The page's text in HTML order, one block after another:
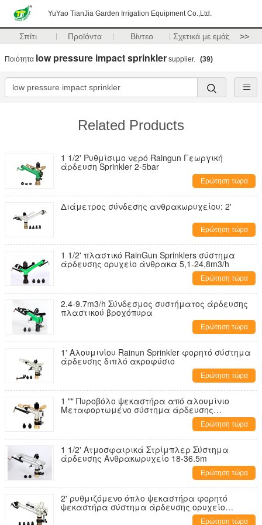
YuYao TianJia Garden Irrigation Equipment Co.,Ltd.
Σπίτι Προϊόντα Βίντεο Σχετικά με εμάς >>
Ποιότητα low pressure impact sprinkler supplier. (39)
Related Products
1 1/2' Ρυθμίσιμο νερό Raingun Γεωργική
άρδευση Sprinkler 2-5bar
Ερώτηση τώρα
Διάμετρος σύνδεσης ανθρακωρυχείου: 2'
Ερώτηση τώρα
1 1/2' πλαστικό RainGun Sprinklers σύστημα
άρδευσης ορυχείο άνθρακα 5,1-24,8m3/h
Ερώτηση τώρα
2.4-9.7m3/h Σύνδεσμος συστήματος άρδευσης
πλαστικού βροχόπυρα
Ερώτηση τώρα
1' Αλουμινίου Rainun Sprinkler φορητό σύστημα
άρδευσης διπλό ακροφύσιο
Ερώτηση τώρα
1 "" Πυροβόλο ψεκαστήρα από αλουμίνιο
Μεταφορτωμένο σύστημα άρδευσης
Ερώτηση τώρα
1 1/2' Ατμοσφαιρικά Στρίμπλερ Σύστημα
άρδευσης Ανθρακωρυχείο 18-36.5m
Ερώτηση τώρα
2' ρυθμιζόμενο όπλο ψεκαστήρα φορητό
ψεκαστήρα σύστημα άρδευσης ορυχείο
Ερώτηση τώρα